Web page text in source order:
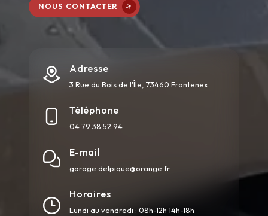
NOUS CONTACTER
Adresse
3 Rue du Bois de l'Île, 73460 Frontenex
Téléphone
04 79 38 52 94
E-mail
garage.delpique@orange.fr
Horaires
Lundi au vendredi : 08h-12h 14h-18h